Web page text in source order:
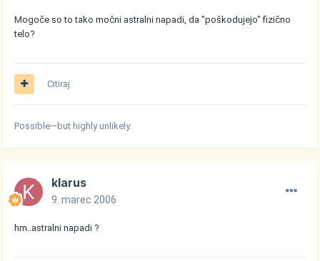
Mogoče so to tako močni astralni napadi, da "poškodujejo" fizično
telo?
Citiraj
Possible—but highly unlikely.
klarus
9. marec 2006
hm..astralni napadi ?